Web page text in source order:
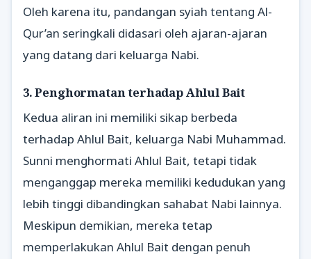
Oleh karena itu, pandangan syiah tentang Al-
Qur’an seringkali didasari oleh ajaran-ajaran
yang datang dari keluarga Nabi.
3. Penghormatan terhadap Ahlul Bait
Kedua aliran ini memiliki sikap berbeda
terhadap Ahlul Bait, keluarga Nabi Muhammad.
Sunni menghormati Ahlul Bait, tetapi tidak
menganggap mereka memiliki kedudukan yang
lebih tinggi dibandingkan sahabat Nabi lainnya.
Meskipun demikian, mereka tetap
memperlakukan Ahlul Bait dengan penuh